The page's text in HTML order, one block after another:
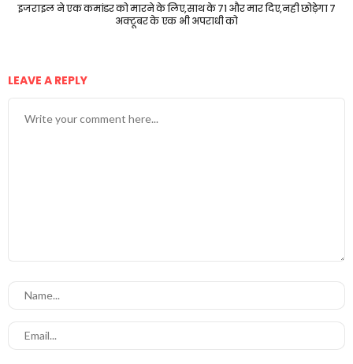
इजराइल ने एक कमांडर को मारने के लिए,साथ के 71 और मार दिए,नही छोड़ेगा 7
अक्टूबर के एक भी अपराधी को
LEAVE A REPLY